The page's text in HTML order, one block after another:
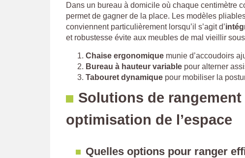
Dans un bureau à domicile où chaque centimètre
permet de gagner de la place. Les modèles
conviennent particulièrement lorsqu’il s’agit d’
et robustesse évite aux meubles de mal vieillir sous
Chaise ergonomique munie d’accoudoirs
Bureau à hauteur variable pour alterner
Tabouret dynamique pour mobiliser la
Solutions de
optimisation de l’espace
Quelles options pour ranger